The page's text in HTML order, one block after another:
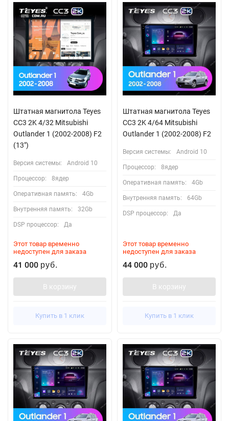
Штатная магнитола Teyes
CC3 2K 4/32 Mitsubishi
Outlander 1 (2002-2008) F2
(13")
Версия системы: Android 10
Процессор: 8ядер
Оперативная память: 4Gb
Внутренняя память: 32Gb
DSP процессор: Да
Этот товар временно
недоступен для заказа
41 000 руб.
В корзину
Купить в 1 клик
Штатная магнитола Teyes
CC3 2K 4/64 Mitsubishi
Outlander 1 (2002-2008) F2
Версия системы: Android 10
Процессор: 8ядер
Оперативная память: 4Gb
Внутренняя память: 64Gb
DSP процессор: Да
Этот товар временно
недоступен для заказа
44 000 руб.
В корзину
Купить в 1 клик